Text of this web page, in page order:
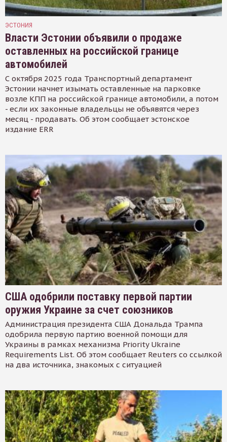
ЭСТОНИЯ
Власти Эстонии объявили о продаже
оставленных на российской границе
автомобилей
С октября 2025 года Транспортный департамент
Эстонии начнет изымать оставленные на парковке
возле КПП на российской границе автомобили, а потом
- если их законные владельцы не объявятся через
месяц - продавать. Об этом сообщает эстонское
издание ERR
США одобрили поставку первой партии
оружия Украине за счет союзников
Администрация президента США Дональда Трампа
одобрила первую партию военной помощи для
Украины в рамках механизма Priority Ukraine
Requirements List. Об этом сообщает Reuters со ссылкой
на два источника, знакомых с ситуацией